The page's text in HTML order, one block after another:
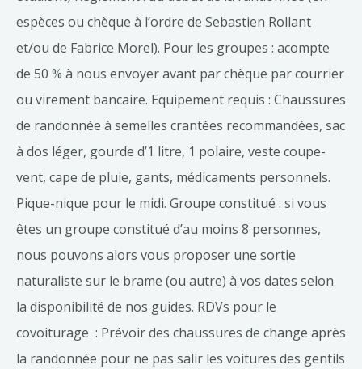
espèces ou chèque à l’ordre de Sebastien Rollant
et/ou de Fabrice Morel). Pour les groupes : acompte
de 50 % à nous envoyer avant par chèque par courrier
ou virement bancaire. Equipement requis : Chaussures
de randonnée à semelles crantées recommandées, sac
à dos léger, gourde d’1 litre, 1 polaire, veste coupe-
vent, cape de pluie, gants, médicaments personnels.
Pique-nique pour le midi. Groupe constitué : si vous
êtes un groupe constitué d’au moins 8 personnes,
nous pouvons alors vous proposer une sortie
naturaliste sur le brame (ou autre) à vos dates selon
la disponibilité de nos guides. RDVs pour le
covoiturage : Prévoir des chaussures de change après
la randonnée pour ne pas salir les voitures des gentils